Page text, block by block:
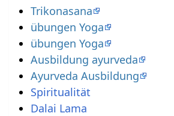
Trikonasana
übungen Yoga
übungen Yoga
Ausbildung ayurveda
Ayurveda Ausbildung
Spiritualität
Dalai Lama